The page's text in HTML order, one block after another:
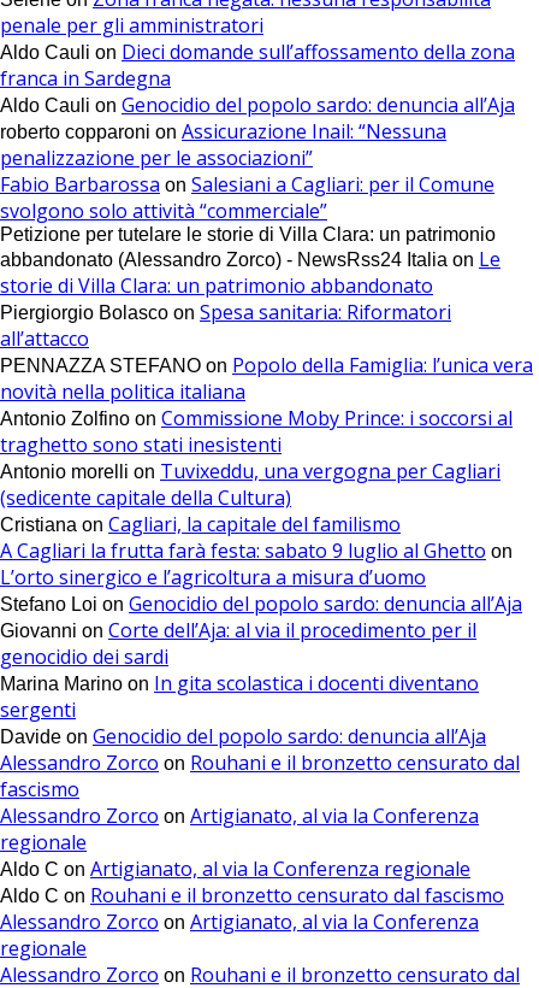
penale per gli amministratori
Aldo Cauli on Dieci domande sull’affossamento della zona
franca in Sardegna
Aldo Cauli on Genocidio del popolo sardo: denuncia all’Aja
roberto copparoni on Assicurazione Inail: “Nessuna
penalizzazione per le associazioni”
Fabio Barbarossa on Salesiani a Cagliari: per il Comune
svolgono solo attività “commerciale”
Petizione per tutelare le storie di Villa Clara: un patrimonio
abbandonato (Alessandro Zorco) - NewsRss24 Italia on Le
storie di Villa Clara: un patrimonio abbandonato
Piergiorgio Bolasco on Spesa sanitaria: Riformatori
all’attacco
PENNAZZA STEFANO on Popolo della Famiglia: l’unica vera
novità nella politica italiana
Antonio Zolfino on Commissione Moby Prince: i soccorsi al
traghetto sono stati inesistenti
Antonio morelli on Tuvixeddu, una vergogna per Cagliari
(sedicente capitale della Cultura)
Cristiana on Cagliari, la capitale del familismo
A Cagliari la frutta farà festa: sabato 9 luglio al Ghetto on
L’orto sinergico e l’agricoltura a misura d’uomo
Stefano Loi on Genocidio del popolo sardo: denuncia all’Aja
Giovanni on Corte dell’Aja: al via il procedimento per il
genocidio dei sardi
Marina Marino on In gita scolastica i docenti diventano
sergenti
Davide on Genocidio del popolo sardo: denuncia all’Aja
Alessandro Zorco on Rouhani e il bronzetto censurato dal
fascismo
Alessandro Zorco on Artigianato, al via la Conferenza
regionale
Aldo C on Artigianato, al via la Conferenza regionale
Aldo C on Rouhani e il bronzetto censurato dal fascismo
Alessandro Zorco on Artigianato, al via la Conferenza
regionale
Alessandro Zorco on Rouhani e il bronzetto censurato dal